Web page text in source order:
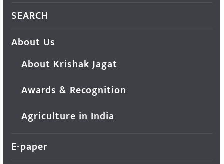
SEARCH
About Us
About Krishak Jagat
Awards & Recognition
Agriculture in India
E-paper